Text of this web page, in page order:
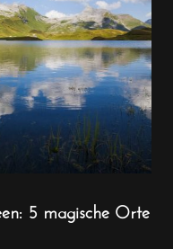
5 magische Orte